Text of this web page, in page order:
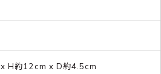
H約12cm x D約4.5cm